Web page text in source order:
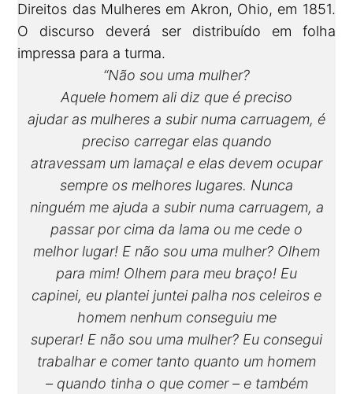
Direitos das Mulheres em Akron, Ohio, em 1851.
O discurso deverá ser distribuído em folha
impressa para a turma.
“Não sou uma mulher?
Aquele homem ali diz que é preciso
ajudar as mulheres a subir numa carruagem, é
preciso carregar elas quando
atravessam um lamaçal e elas devem ocupar
sempre os melhores lugares. Nunca
ninguém me ajuda a subir numa carruagem, a
passar por cima da lama ou me cede o
melhor lugar! E não sou uma mulher? Olhem
para mim! Olhem para meu braço! Eu
capinei, eu plantei juntei palha nos celeiros e
homem nenhum conseguiu me
superar! E não sou uma mulher? Eu consegui
trabalhar e comer tanto quanto um homem
– quando tinha o que comer – e também